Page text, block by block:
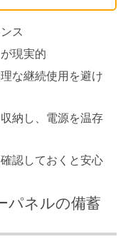
ス
現実的
な継続使用を避け
納し、電源を温存
認しておくと安心
パネルの備蓄